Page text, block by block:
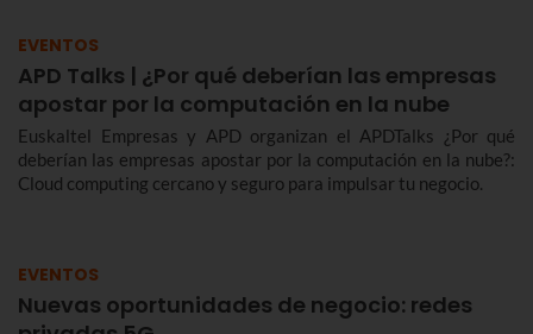
EVENTOS
APD Talks | ¿Por qué deberían las empresas
apostar por la computación en la nube
Euskaltel Empresas y APD organizan el APDTalks ¿Por qué
deberían las empresas apostar por la computación en la nube?:
Cloud computing cercano y seguro para impulsar tu negocio.
EVENTOS
Nuevas oportunidades de negocio: redes